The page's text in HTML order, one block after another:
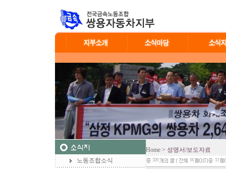
노동조합소식
Home > 성명서/보도자료
320 16 13